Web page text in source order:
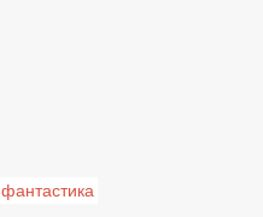
фантастика